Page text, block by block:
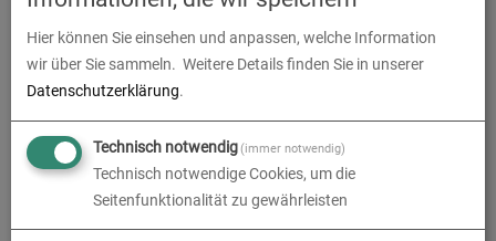
Absenderadresse
Hier können Sie einsehen und anpassen, welche Information
wir über Sie sammeln. Weitere Details finden Sie in unserer
Datenschutzerklärung.
Technisch notwendig(immer notwendig)
Technisch notwendige Cookies, um die
Seitenfunktionalität zu gewährleisten